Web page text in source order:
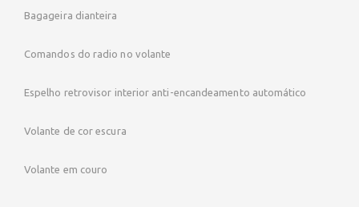
Bagageira dianteira
Comandos do radio no volante
Espelho retrovisor interior anti-encandeamento automático
Volante de cor escura
Volante em couro